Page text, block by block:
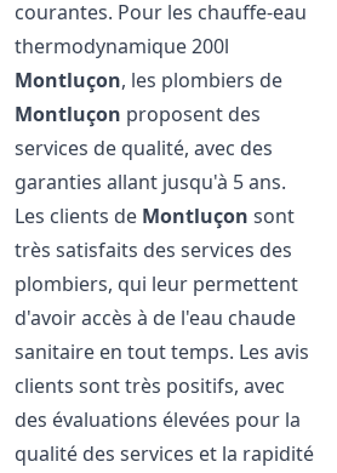
courantes. Pour les chauffe-eau
thermodynamique 200l
Montluçon, les plombiers de
Montluçon proposent des
services de qualité, avec des
garanties allant jusqu'à 5 ans.
Les clients de Montluçon sont
très satisfaits des services des
plombiers, qui leur permettent
d'avoir accès à de l'eau chaude
sanitaire en tout temps. Les avis
clients sont très positifs, avec
des évaluations élevées pour la
qualité des services et la rapidité